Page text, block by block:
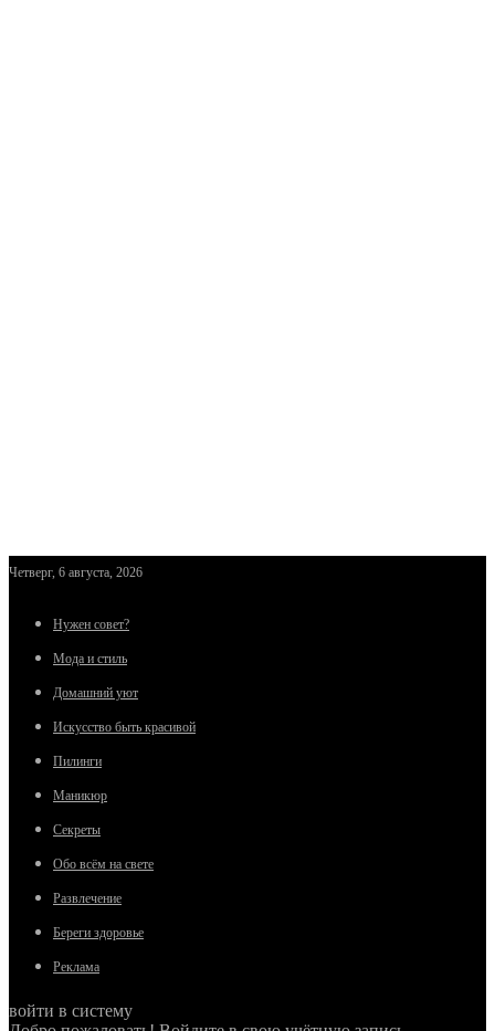
Четверг, 6 августа, 2026
Нужен совет?
Мода и стиль
Домашний уют
Искусство быть красивой
Пилинги
Маникюр
Секреты
Обо всём на свете
Развлечение
Береги здоровье
Реклама
войти в систему